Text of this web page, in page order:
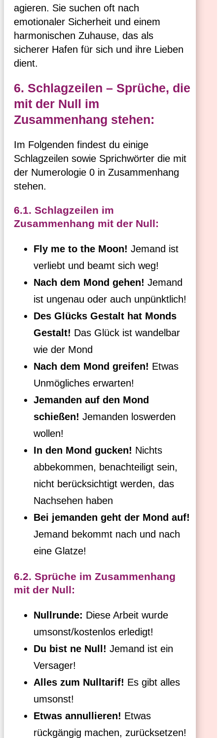
agieren. Sie suchen oft nach
emotionaler Sicherheit und einem
harmonischen Zuhause, das als
sicherer Hafen für sich und ihre Lieben
dient.
6. Schlagzeilen – Sprüche, die
mit der Null im
Zusammenhang stehen:
Im Folgenden findest du einige
Schlagzeilen sowie Sprichwörter die mit
der Numerologie 0 in Zusammenhang
stehen.
6.1. Schlagzeilen im
Zusammenhang mit der Null:
Fly me to the Moon! Jemand ist
verliebt und beamt sich weg!
Nach dem Mond gehen! Jemand
ist ungenau oder auch unpünktlich!
Des Glücks Gestalt hat Monds
Gestalt! Das Glück ist wandelbar
wie der Mond
Nach dem Mond greifen! Etwas
Unmögliches erwarten!
Jemanden auf den Mond
schießen! Jemanden loswerden
wollen!
In den Mond gucken! Nichts
abbekommen, benachteiligt sein,
nicht berücksichtigt werden, das
Nachsehen haben
Bei jemanden geht der Mond auf!
Jemand bekommt nach und nach
eine Glatze!
6.2. Sprüche im Zusammenhang
mit der Null:
Nullrunde: Diese Arbeit wurde
umsonst/kostenlos erledigt!
Du bist ne Null! Jemand ist ein
Versager!
Alles zum Nulltarif! Es gibt alles
umsonst!
Etwas annullieren! Etwas
rückgängig machen, zurücksetzen!